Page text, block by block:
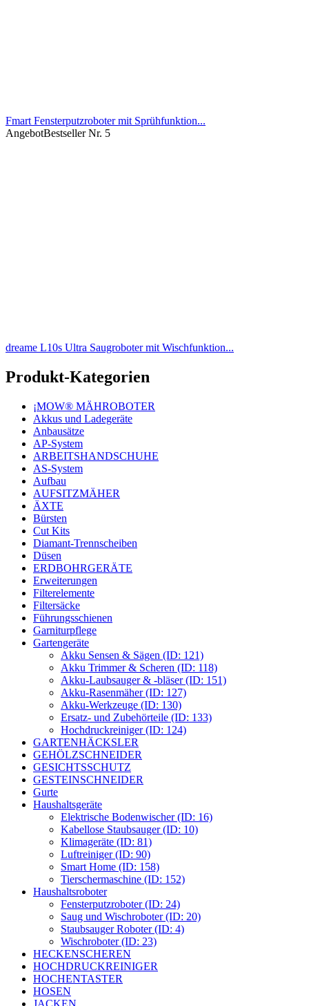
Fmart Fensterputzroboter mit Sprühfunktion...
AngebotBestseller Nr. 5
dreame L10s Ultra Saugroboter mit Wischfunktion...
Produkt-Kategorien
¡MOW® MÄHROBOTER
Akkus und Ladegeräte
Anbausätze
AP-System
ARBEITSHANDSCHUHE
AS-System
Aufbau
AUFSITZMÄHER
ÄXTE
Bürsten
Cut Kits
Diamant-Trennscheiben
Düsen
ERDBOHRGERÄTE
Erweiterungen
Filterelemente
Filtersäcke
Führungsschienen
Garniturpflege
Gartengeräte
Akku Sensen & Sägen (ID: 121)
Akku Trimmer & Scheren (ID: 118)
Akku-Laubsauger & -bläser (ID: 151)
Akku-Rasenmäher (ID: 127)
Akku-Werkzeuge (ID: 130)
Ersatz- und Zubehörteile (ID: 133)
Hochdruckreiniger (ID: 124)
GARTENHÄCKSLER
GEHÖLZSCHNEIDER
GESICHTSSCHUTZ
GESTEINSCHNEIDER
Gurte
Haushaltsgeräte
Elektrische Bodenwischer (ID: 16)
Kabellose Staubsauger (ID: 10)
Klimageräte (ID: 81)
Luftreiniger (ID: 90)
Smart Home (ID: 158)
Tierschermaschine (ID: 152)
Haushaltsroboter
Fensterputzroboter (ID: 24)
Saug und Wischroboter (ID: 20)
Staubsauger Roboter (ID: 4)
Wischroboter (ID: 23)
HECKENSCHEREN
HOCHDRUCKREINIGER
HOCHENTASTER
HOSEN
JACKEN